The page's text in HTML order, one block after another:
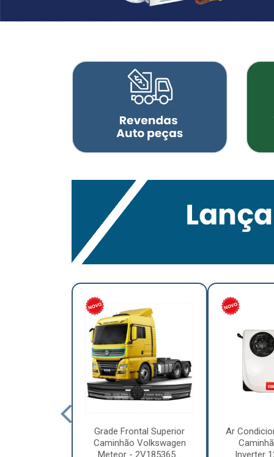
Grade Frontal Superior
Caminhão Volkswagen
Meteor - 2V185365...
Ar
Inverter